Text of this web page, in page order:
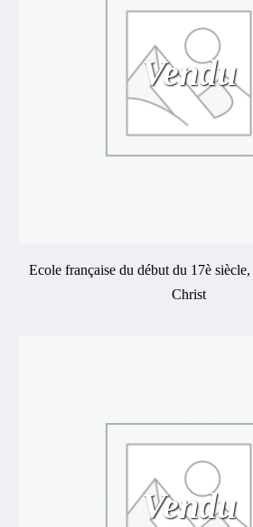
Vendu
Ecole française du début du 17è
Christ
Vendu